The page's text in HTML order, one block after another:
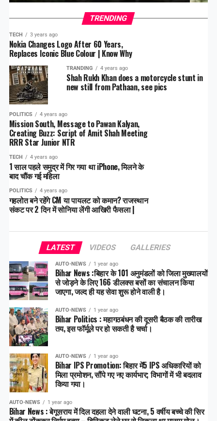
TRENDING
TECH 3 years ago
Nokia Changes Logo After 60 Years,
Replaces Iconic Blue Colour | Know Why
TRANDING 4 years ago
Shah Rukh Khan does a motorcycle stunt in
new still from Pathaan, see pics
POLITICS 4 years ago
Mission South, Message to Pawan Kalyan,
Creating Buzz: Script of Amit Shah Meeting
RRR Star Junior NTR
TECH 4 years ago
1 साल पहले समुद्र में गिर गया था iPhone, मिलने के
बाद चौंक गई महिला
POLITICS 4 years ago
गहलोत बने रहेंगे CM या पायलट को कमान? राजस्थान
संकट पर 2 दिन में सोनिया लेंगी आखिरी फैसला |
LATEST VIDEOS GALLERIES
AUTO-NEWS 1 year ago
Bihar News :बिहार के 101 अनुमंडलों को जिला मुख्यालयों
से जोड़ने के लिए 166 डीलक्स बसों का संचालन किया
जाएगा, जल्द ही यह सेवा शुरू होने वाली है।
AUTO-NEWS 1 year ago
Bihar Politics : महागठबंधन की दूसरी बैठक की तारीख
तय, इस फॉर्मूले पर हो सकती है चर्चा।
AUTO-NEWS 1 year ago
Bihar IPS Promotion: बिहार में5 IPS अधिकारियों को
मिला प्रमोशन, सौंपे गए नए कार्यभार; विभागों में भी बदलाव
किया गया।
AUTO-NEWS 1 year ago
Bihar News : बेगूसराय में दिल दहला देने वाली घटना, 5 वर्षीय बच्चे की सिर